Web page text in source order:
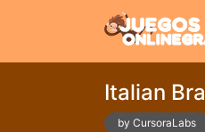
Italian
by CursoraLabs